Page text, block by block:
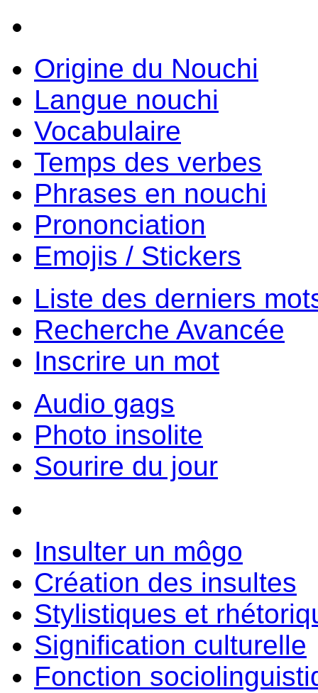
Origine du Nouchi
Langue nouchi
Vocabulaire
Temps des verbes
Phrases en nouchi
Prononciation
Emojis / Stickers
Liste des derniers
Recherche Avancée
Inscrire un mot
Audio gags
Photo insolite
Sourire du jour
Insulter un môgo
Création des insultes
Stylistiques et
Signification culturelle
Fonction